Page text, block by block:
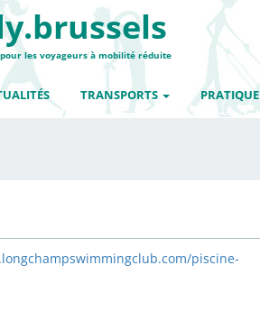
les voyageurs à mobilité réduite
TRANSPORTS PRATIQUE
piscine-